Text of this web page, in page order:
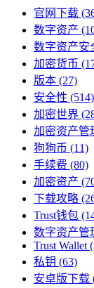
官网下载
数字资产
数字资产安
加密货币
版本 (27)
安全性 (514)
加密世界
加密资产管
狗狗币 (11)
手续费 (80)
加密资产
下载攻略
Trust钱包
数字资产管
Trust Wallet
私钥 (63)
安卓版下载